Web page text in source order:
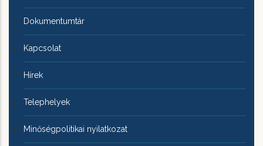
Dokumentumtár
Kapcsolat
Hírek
Telephelyek
Minőségpolitikai nyilatkozat